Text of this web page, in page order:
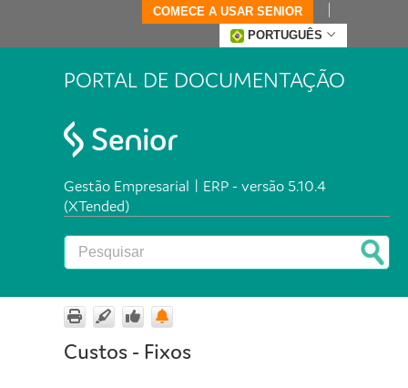
COMECE A USAR SENIOR
PORTUGUÊS
PORTAL DE DOCUMENTAÇÃO
Gestão Empresarial | ERP - versão 5.10.4
(XTended)
Custos - Fixos